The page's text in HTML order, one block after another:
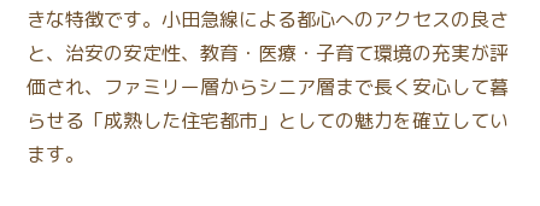
きな特徴です。小田急線による都心へのアクセスの良さ
と、治安の安定性、教育・医療・子育て環境の充実が評
価され、ファミリー層からシニア層まで長く安心して暮
らせる「成熟した住宅都市」としての魅力を確立してい
ます。